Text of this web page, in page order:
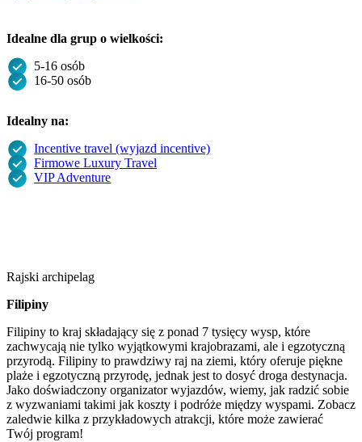
Idealne dla grup o wielkości:
5-16 osób
16-50 osób
Idealny na:
Incentive travel (wyjazd incentive)
Firmowe Luxury Travel
VIP Adventure
Rajski archipelag
Filipiny
Filipiny to kraj składający się z ponad 7 tysięcy wysp, które
zachwycają nie tylko wyjątkowymi krajobrazami, ale i egzotyczną
przyrodą. Filipiny to prawdziwy raj na ziemi, który oferuje piękne
plaże i egzotyczną przyrodę, jednak jest to dosyć droga destynacja.
Jako doświadczony organizator wyjazdów, wiemy, jak radzić sobie
z wyzwaniami takimi jak koszty i podróże między wyspami. Zobacz
zaledwie kilka z przykładowych atrakcji, które może zawierać
Twój program!